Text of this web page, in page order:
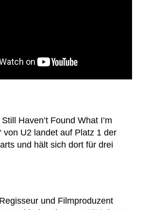
Still Haven’t Found What I’m
von U2 landet auf Platz 1 der
und hält sich dort für drei
Regisseur und Filmproduzent